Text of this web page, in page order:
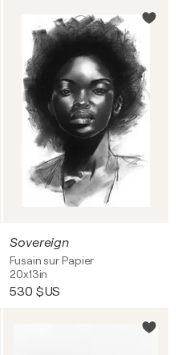
Sovereign
Fusain sur Papier
20x13in
530 $US